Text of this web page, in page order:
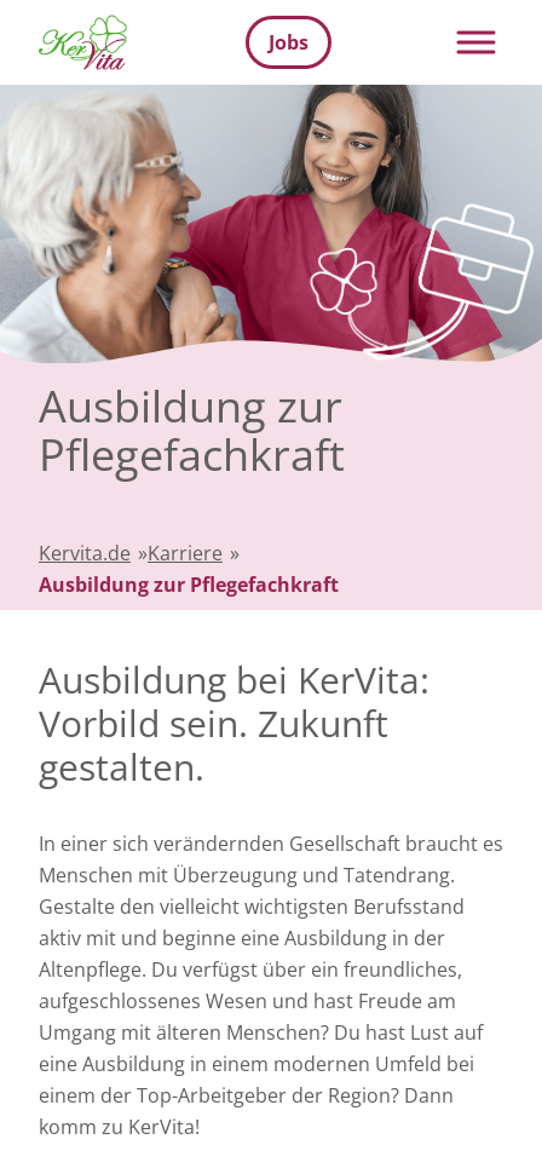
Jobs
Ausbildung zur
Pflegefachkraft
Kervita.de »Karriere »
Ausbildung zur Pflegefachkraft
Ausbildung bei KerVita:
Vorbild sein. Zukunft
gestalten.
In einer sich verändernden Gesellschaft braucht es
Menschen mit Überzeugung und Tatendrang.
Gestalte den vielleicht wichtigsten Berufsstand
aktiv mit und beginne eine Ausbildung in der
Altenpflege. Du verfügst über ein freundliches,
aufgeschlossenes Wesen und hast Freude am
Umgang mit älteren Menschen? Du hast Lust auf
eine Ausbildung in einem modernen Umfeld bei
einem der Top-Arbeitgeber der Region? Dann
komm zu KerVita!